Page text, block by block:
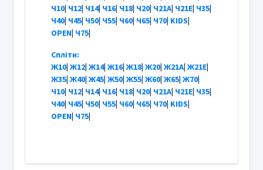
Ч10| Ч12| Ч14| Ч16| Ч18| Ч20| Ч21А| Ч21Е| Ч35|
Ч40| Ч45| Ч50| Ч55| Ч60| Ч65| Ч70| KIDS|
OPEN| Ч75|
Спліти:
Ж10| Ж12| Ж14| Ж16| Ж18| Ж20| Ж21А| Ж21Е|
Ж35| Ж40| Ж45| Ж50| Ж55| Ж60| Ж65| Ж70|
Ч10| Ч12| Ч14| Ч16| Ч18| Ч20| Ч21А| Ч21Е| Ч35|
Ч40| Ч45| Ч50| Ч55| Ч60| Ч65| Ч70| KIDS|
OPEN| Ч75|